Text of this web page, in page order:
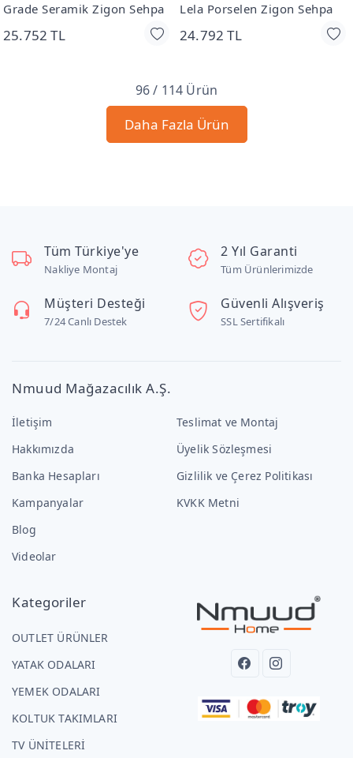
Grade Seramik Zigon Sehpa
25.752 TL
Lela Porselen Zigon Sehpa
24.792 TL
96 / 114 Ürün
Daha Fazla Ürün
Tüm Türkiye'ye
Nakliye Montaj
2 Yıl Garanti
Tüm Ürünlerimizde
Müşteri Desteği
7/24 Canlı Destek
Güvenli Alışveriş
SSL Sertifikalı
Nmuud Mağazacılık A.Ş.
İletişim
Hakkımızda
Banka Hesapları
Kampanyalar
Blog
Videolar
Teslimat ve Montaj
Üyelik Sözleşmesi
Gizlilik ve Çerez Politikası
KVKK Metni
Kategoriler
OUTLET ÜRÜNLER
YATAK ODALARI
YEMEK ODALARI
KOLTUK TAKIMLARI
TV ÜNİTELERİ